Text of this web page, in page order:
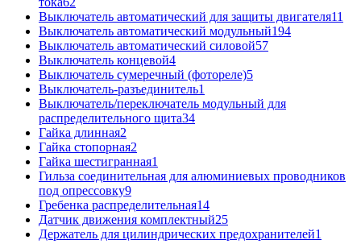
Выключатель автоматический для защиты двигателя11
Выключатель автоматический модульный194
Выключатель автоматический силовой57
Выключатель концевой4
Выключатель сумеречный (фотореле)5
Выключатель-разъединитель1
Выключатель/переключатель модульный для
распределительного щита34
Гайка длинная2
Гайка стопорная2
Гайка шестигранная1
Гильза соединительная для алюминиевых проводников
под опрессовку9
Гребенка распределительная14
Датчик движения комплектный25
Держатель для цилиндрических предохранителей1